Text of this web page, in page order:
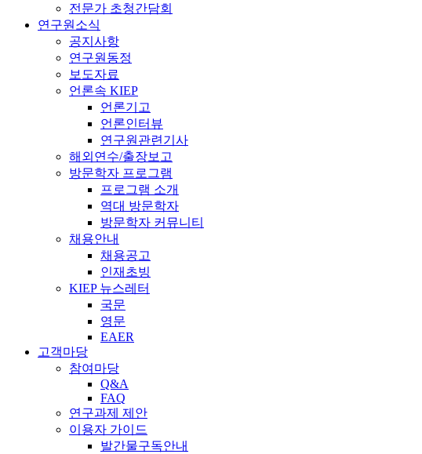
전문가 초청간담회
연구원소식
공지사항
연구원동정
보도자료
언론속 KIEP
언론기고
언론인터뷰
연구원관련기사
해외연수/출장보고
방문학자 프로그램
프로그램 소개
역대 방문학자
방문학자 커뮤니티
채용안내
채용공고
인재초빙
KIEP 뉴스레터
국문
영문
EAER
고객마당
참여마당
Q&A
FAQ
연구과제 제안
이용자 가이드
발간물구독안내